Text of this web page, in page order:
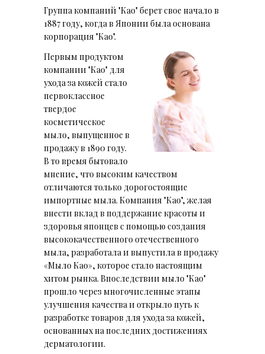
Группа компаний "Као" берет свое начало в
1887 году, когда в Японии была основана
корпорация "Као".
Первым продуктом
компании "Као" для
ухода за кожей стало
первоклассное
твердое
косметическое
мыло, выпущенное в
продажу в 1890 году.
В то время бытовало
мнение, что высоким качеством
отличаются только дорогостоящие
импортные мыла. Компания "Као", желая
внести вклад в поддержание красоты и
здоровья японцев с помощью создания
высококачественного отечественного
мыла, разработала и выпустила в продажу
«Мыло Као», которое стало настоящим
хитом рынка. Впоследствии мыло "Као"
прошло через многочисленные этапы
улучшения качества и открыло путь к
разработке товаров для ухода за кожей,
основанных на последних достижениях
дерматологии.